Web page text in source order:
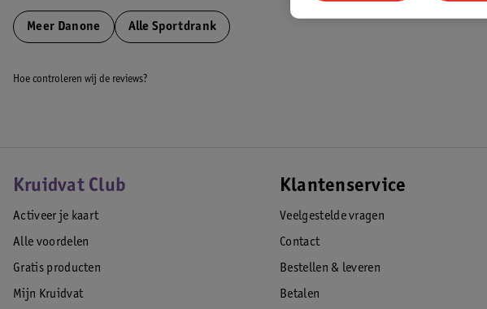
Meer Danone Alle Sportdrank
Hoe controleren wij de reviews?
Kruidvat Club
Activeer je kaart
Alle voordelen
Gratis producten
Mijn Kruidvat
Klantenservice
Veelgestelde vragen
Contact
Bestellen & leveren
Betalen